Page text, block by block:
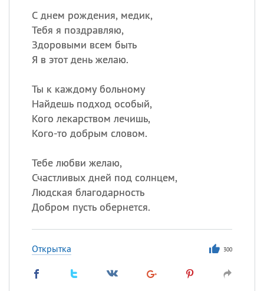
С днем рождения, медик,
Тебя я поздравляю,
Здоровыми всем быть
Я в этот день желаю.
Ты к каждому больному
Найдешь подход особый,
Кого лекарством лечишь,
Кого-то добрым словом.
Тебе любви желаю,
Счастливых дней под солнцем,
Людская благодарность
Добром пусть обернется.
Открытка 300